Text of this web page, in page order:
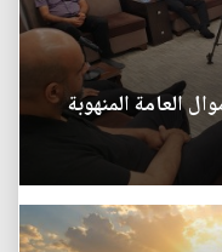
العامة المنهوبة